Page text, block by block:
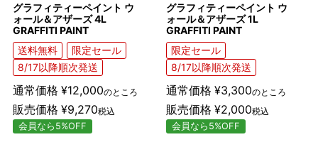
グラフィティーペイント ウ
ォール＆アザーズ 4L
GRAFFITI PAINT
送料無料
限定セール
8/17以降順次発送
通常価格 ¥12,000のところ
販売価格 ¥9,270税込
会員なら5%OFF
グラフィティーペイント ウ
ォール＆アザーズ 1L
GRAFFITI PAINT
限定セール
8/17以降順次発送
通常価格 ¥3,300のところ
販売価格 ¥2,000税込
会員なら5%OFF